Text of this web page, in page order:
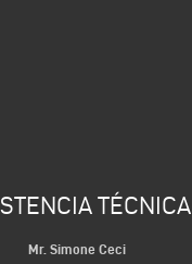
TÉCNICA
Mr. Simone Ceci